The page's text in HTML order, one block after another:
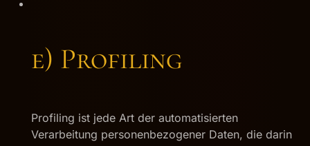
e) Profiling
Profiling ist jede Art der automatisierten
Verarbeitung personenbezogener Daten, die darin